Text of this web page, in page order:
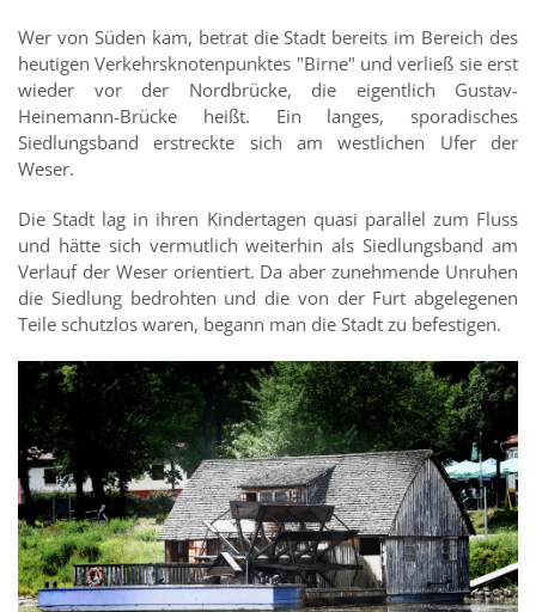
Wer von Süden kam, betrat die Stadt bereits im Bereich des
heutigen Verkehrsknotenpunktes "Birne" und verließ sie erst
wieder vor der Nordbrücke, die eigentlich Gustav-
Heinemann-Brücke heißt. Ein langes, sporadisches
Siedlungsband erstreckte sich am westlichen Ufer der
Weser.
Die Stadt lag in ihren Kindertagen quasi parallel zum Fluss
und hätte sich vermutlich weiterhin als Siedlungsband am
Verlauf der Weser orientiert. Da aber zunehmende Unruhen
die Siedlung bedrohten und die von der Furt abgelegenen
Teile schutzlos waren, begann man die Stadt zu befestigen.